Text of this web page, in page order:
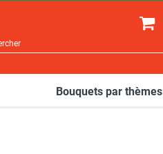
Bouquets par thèmes